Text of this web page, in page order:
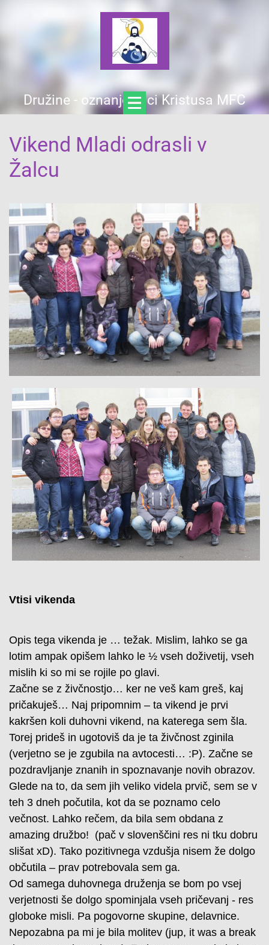
Družine - oznanjevalci Kristusa MFC
Vikend Mladi odrasli v
Žalcu
Vtisi vikenda
Opis tega vikenda je … težak. Mislim, lahko se ga
lotim ampak opišem lahko le ½ vseh doživetij, vseh
mislih ki so mi se rojile po glavi.
Začne se z živčnostjo… ker ne veš kam greš, kaj
pričakuješ… Naj pripomnim – ta vikend je prvi
kakršen koli duhovni vikend, na katerega sem šla.
Torej prideš in ugotoviš da je ta živčnost zginila
(verjetno se je zgubila na avtocesti… :P). Začne se
pozdravljanje znanih in spoznavanje novih obrazov.
Glede na to, da sem jih veliko videla prvič, sem se v
teh 3 dneh počutila, kot da se poznamo celo
večnost. Lahko rečem, da bila sem obdana z
amazing družbo! (pač v slovenščini res ni tku dobru
slišat xD). Tako pozitivnega vzdušja nisem že dolgo
občutila – prav potrebovala sem ga.
Od samega duhovnega druženja se bom po vsej
verjetnosti še dolgo spominjala vseh pričevanj - res
globoke misli. Pa pogovorne skupine, delavnice.
Nepozabna pa mi je bila molitev (jup, it was a break